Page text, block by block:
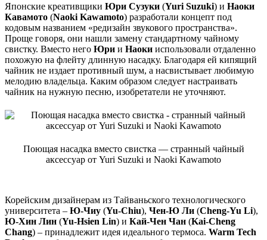
Японские креативщики Юри Сузуки (Yuri Suzuki) и Наоки
Кавамото (Naoki Kawamoto) разработали концепт под
кодовым названием «редизайн звукового пространства».
Проще говоря, они нашли замену стандартному чайному
свистку. Вместо него Юри и Наоки использовали отдаленно
похожую на флейту длинную насадку. Благодаря ей кипящий
чайник не издает противный шум, а насвистывает любимую
мелодию владельца. Каким образом следует настраивать
чайник на нужную песню, изобретатели не уточняют.
Поющая насадка вместо свистка — странный чайный
аксессуар от Yuri Suzuki и Naoki Kawamoto
Корейским дизайнерам из Тайваньского технологического
университета – Ю-Чиу (Yu-Chiu), Чен-Ю Ли (Cheng-Yu Li),
Ю-Хин Лин (Yu-Hsien Lin) и Кай-Чен Чан (Kai-Cheng
Chang) – принадлежит идея идеального термоса. Warm Tech